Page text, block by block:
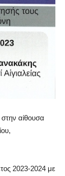
αίθουσα
2023-2024 με